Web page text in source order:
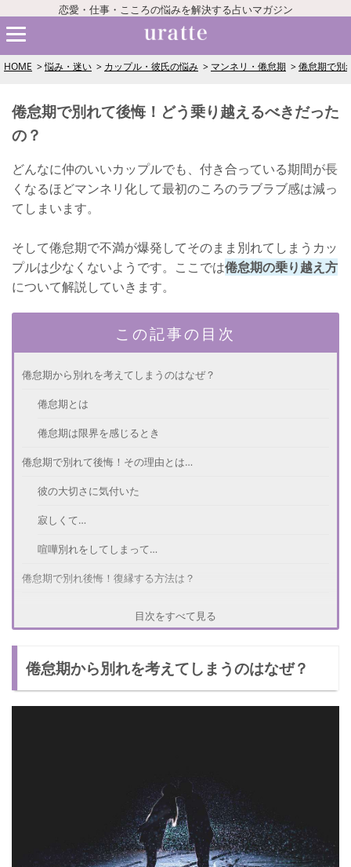
恋愛・仕事・こころの悩みを解決する占いマガジン
HOME 悩み・迷い カップル・彼氏の悩み マンネリ・倦怠期 倦怠期で別
倦怠期で別れて後悔！どう乗り越えるべきだった
の？
どんなに仲のいいカップルでも、付き合っている期間が長
くなるほどマンネリ化して最初のころのラブラブ感は減っ
てしまいます。
そして倦怠期で不満が爆発してそのまま別れてしまうカッ
プルは少なくないようです。ここでは倦怠期の乗り越え方
について解説していきます。
この記事の目次
倦怠期から別れを考えてしまうのはなぜ？
倦怠期とは
倦怠期は限界を感じるとき
倦怠期で別れて後悔！その理由とは…
彼の大切さに気付いた
寂しくて…
喧嘩別れをしてしまって…
倦怠期で別れ後悔！復縁する方法は？
せめて半年は連絡を取らない
倦怠期はどう乗り越えるべきだった？
すぐに別れを決めるのはよくない！
目次をすべて見る
倦怠期から別れを考えてしまうのはなぜ？